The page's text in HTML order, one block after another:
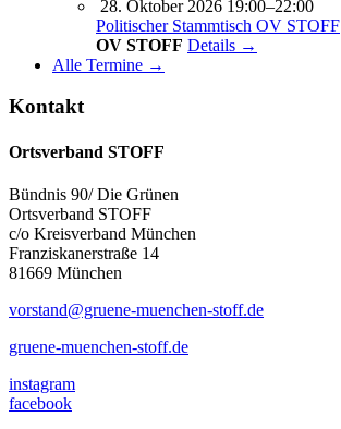
28. Oktober 2026 19:00–22:00
Politischer Stammtisch OV STOFF
OV STOFF Details →
Alle Termine →
Kontakt
Ortsverband STOFF
Bündnis 90/ Die Grünen
Ortsverband STOFF
c/o Kreisverband München
Franziskanerstraße 14
81669 München
vorstand@gruene-muenchen-stoff.de
gruene-muenchen-stoff.de
instagram
facebook